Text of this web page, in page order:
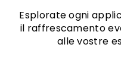
Esplorate ogni
il raffrescamento
alle vostre